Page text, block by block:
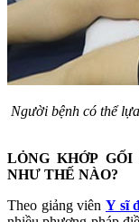
Người bệnh có thể
LỎNG KHỚP
NHƯ THẾ NÀO?
Theo giảng viên Y sĩ